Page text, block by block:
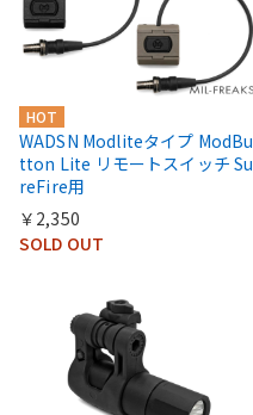
HOT
WADSN Modliteタイプ ModBu
tton Lite リモートスイッチ Su
reFire用
￥2,350
SOLD OUT